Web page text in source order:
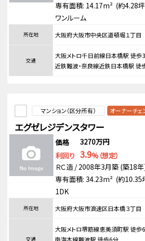
専有面積: 14.17m² (約4.28
ワンルーム
所在地 大阪府大阪市中央区道頓堀１丁目
交通
大阪メトロ千日前線日本橋駅 徒歩
近鉄難波・奈良線近鉄日本橋駅 徒
マンション（区分所有） オーナーチェ
エグゼレジデンスタワー
価格
3270万円
利回り 3.9%（想定）
ＲＣ造 / 2008年3月築 (築18
専有面積: 34.23m² (約10.35
1DK
所在地 大阪府大阪市浪速区日本橋３丁目
交通
大阪メトロ堺筋線恵美須町駅 徒歩
南海本線難波駅 徒歩6分